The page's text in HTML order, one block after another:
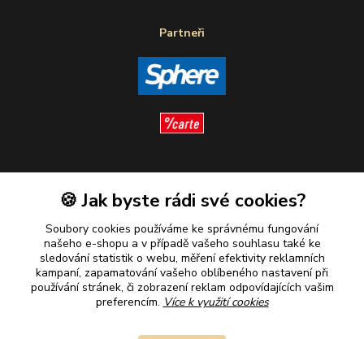
Partneři
Plaťte u nás bezpečně
🍪 Jak byste rádi své cookies?
Soubory cookies používáme ke správnému fungování
našeho e-shopu a v případě vašeho souhlasu také ke
sledování statistik o webu, měření efektivity reklamních
kampaní, zapamatování vašeho oblíbeného nastavení při
používání stránek, či zobrazení reklam odpovídajících vašim
preferencím. Více k využití cookies